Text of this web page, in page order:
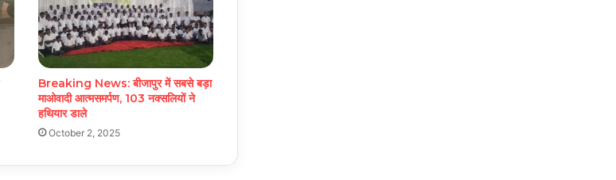
Breaking News: बीजापुर में सबसे बड़ा
माओवादी आत्मसमर्पण, 103 नक्सलियों ने
हथियार डाले
October 2, 2025